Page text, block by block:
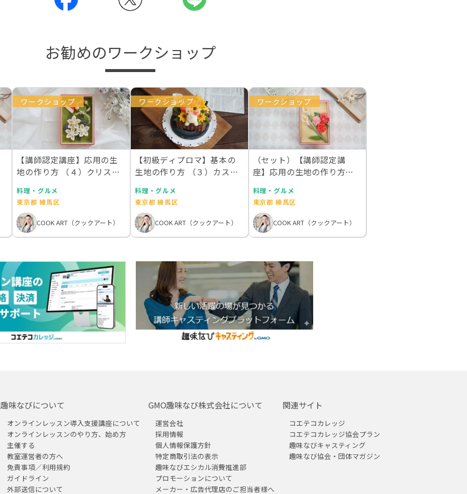
お勧めのワークショップ
ワークショップ
【講師認定講座】応用の生
地の作り方 （４）クリスマ
料理・グルメ
東京都 練馬区
COOK ART（クックアート）
ワークショップ
【初級ディプロマ】基本の
生地の作り方 （３）カステ
料理・グルメ
東京都 練馬区
COOK ART（クックアート）
ワークショップ
（セット）【講師認定講
座】応用の生地の作り方
料理・グルメ
東京都 練馬区
COOK ART（クックアート）
趣味なびについて
オンラインレッスン導入支援講座について
オンラインレッスンのやり方、始め方
主催する
教室運営者の方へ
免責事項／利用規約
ガイドライン
外部送信について
GMO趣味なび株式会社について
運営会社
採用情報
個人情報保護方針
特定商取引法の表示
趣味なびエシカル消費推進部
プロモーションについて
メーカー・広告代理店のご担当者様へ
関連サイト
コエテコカレッジ
コエテコカレッジ協会プラン
趣味なびキャスティング
趣味なび協会・団体マガジン